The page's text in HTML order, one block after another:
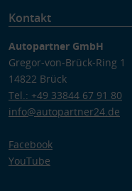
Kontakt
Autopartner GmbH
Gregor-von-Brück-Ring 1
14822 Brück
Tel.: +49 33844 67 91 80
info@autopartner24.de
Facebook
YouTube